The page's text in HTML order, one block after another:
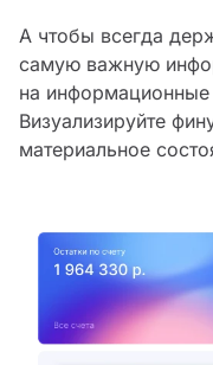
А чтобы всегда
самую важную
на
Визуализируйте
материальное